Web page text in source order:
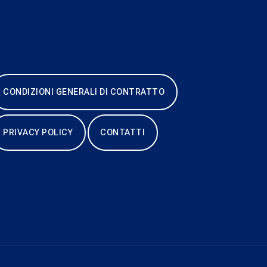
CONDIZIONI GENERALI DI CONTRATTO
PRIVACY POLICY CONTATTI